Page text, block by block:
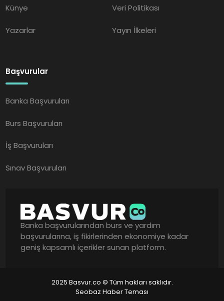
Künye
Yazarlar
Veri Politikası
Yayın İlkeleri
Başvurular
Banka Başvuruları
Burs Başvuruları
İş Başvuruları
Sınav Başvuruları
Banka başvurularından burs ve yardım
başvurularına, iş fikirlerinden ekonomiye kadar
geniş kapsamlı içerikler sunan platform.
2025 Basvur.co © Tüm hakları saklıdır.
Seobaz Haber Teması